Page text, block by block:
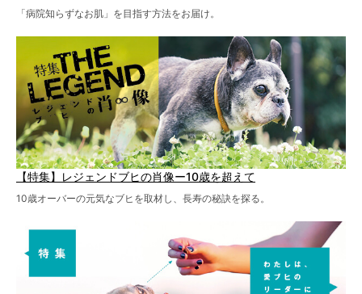
「病院知らずなお肌」を目指す方法をお届け。
【特集】レジェンドブヒの肖像ー10歳を超えて
10歳オーバーの元気なブヒを取材し、長寿の秘訣を探る。